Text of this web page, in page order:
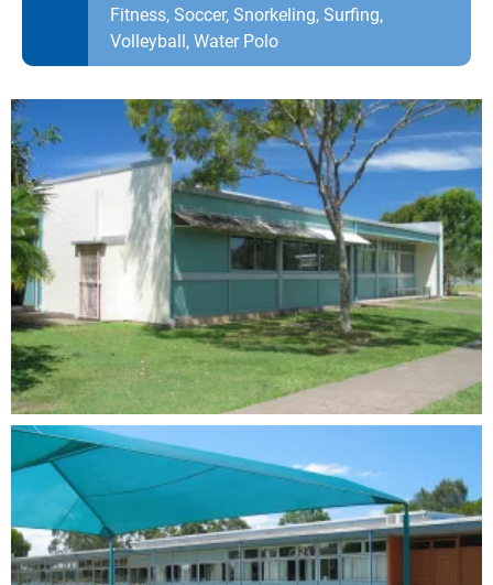
Fitness, Soccer, Snorkeling, Surfing,
Volleyball, Water Polo